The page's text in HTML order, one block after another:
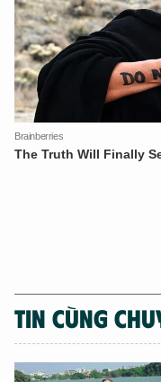
TIN CÙNG
Hãy hỏi tôi
An Ninh